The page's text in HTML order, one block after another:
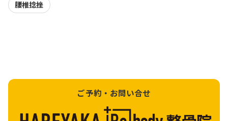
腰椎捻挫
ご予約・お問い合せ